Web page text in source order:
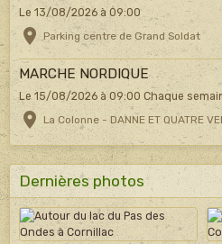
Le 13/08/2026 à 09:00
Parking centre de Grand Soldat
MARCHE NORDIQUE
Le 15/08/2026 à 09:00 Chaque
La Colonne - DANNE ET QUATRE
Dernières photos